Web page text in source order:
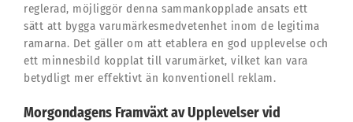
reglerad, möjliggör denna sammankopplade ansats ett
sätt att bygga varumärkesmedvetenhet inom de legitima
ramarna. Det gäller om att etablera en god upplevelse och
ett minnesbild kopplat till varumärket, vilket kan vara
betydligt mer effektivt än konventionell reklam.
Morgondagens Framväxt av Upplevelser vid